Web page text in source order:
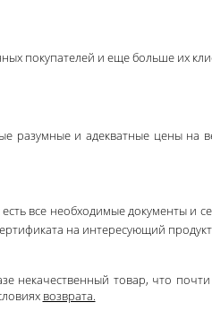
покупателей и еще больше их
разумные и адекватные цены на
все необходимые документы и
на интересующий продукт
некачественный товар, что
возврата.